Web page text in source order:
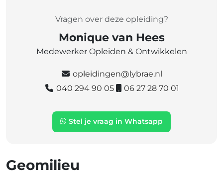
Geomilieu
Vragen over deze opleiding?
Monique van Hees
Medewerker Opleiden & Ontwikkelen
opleidingen@lybrae.nl
040 294 90 05
06 27 28 70 01
Stel je vraag in Whatsapp